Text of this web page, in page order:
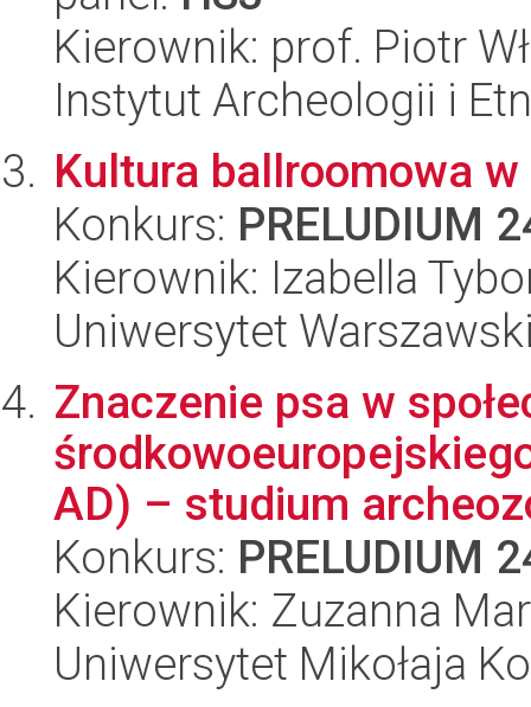
Kierownik: prof. Piotr
Instytut Archeologii i
Kultura ballroomowa
Konkurs: PRELUDIUM
Kierownik: Izabella
Uniwersytet
Znaczenie psa w
AD) – studium
Konkurs: PRELUDIUM
Kierownik: Zuzanna
Uniwersytet Mikołaja